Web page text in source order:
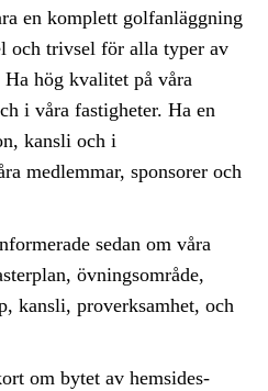
en komplett golfanläggning
och trivsel för alla typer av
hög kvalitet på våra
i våra fastigheter. Ha en
kansli och i
medlemmar, sponsorer och
sedan om våra
övningsområde,
kansli, proverksamhet, och
om bytet av hemsides-